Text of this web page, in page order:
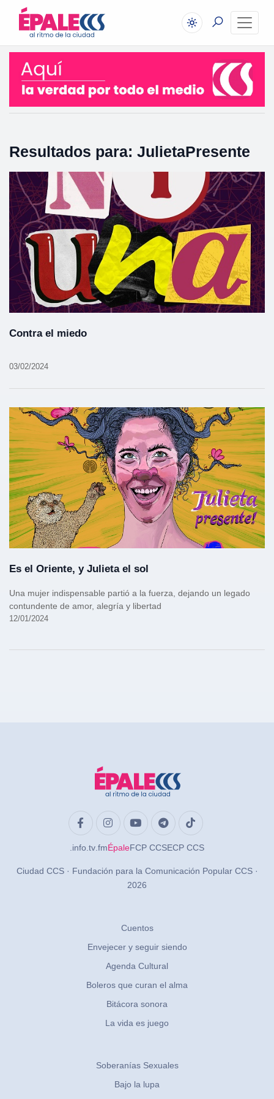
Resultados para: JulietaPresente
Contra el miedo
03/02/2024
Es el Oriente, y Julieta el sol
Una mujer indispensable partió a la fuerza, dejando un legado
contundente de amor, alegría y libertad
12/01/2024
.info .tv .fmÉpaleFCP CCSECP CCS
Ciudad CCS · Fundación para la Comunicación Popular CCS ·
2026
Cuentos
Envejecer y seguir siendo
Agenda Cultural
Boleros que curan el alma
Bitácora sonora
La vida es juego
Soberanías Sexuales
Bajo la lupa